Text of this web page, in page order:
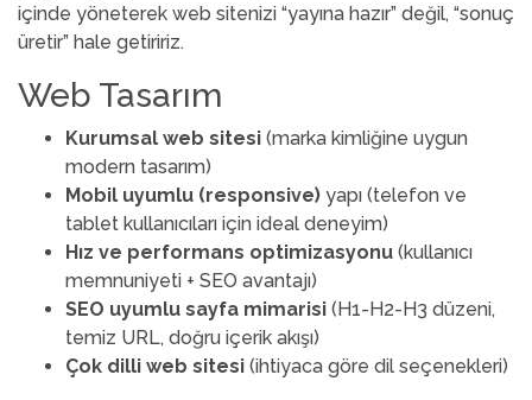
içinde yöneterek web sitenizi “yayına hazır” değil, “sonuç
üretir” hale getiririz.
Web Tasarım
Kurumsal web sitesi (marka kimliğine uygun
modern tasarım)
Mobil uyumlu (responsive) yapı (telefon ve
tablet kullanıcıları için ideal deneyim)
Hız ve performans optimizasyonu (kullanıcı
memnuniyeti + SEO avantajı)
SEO uyumlu sayfa mimarisi (H1-H2-H3 düzeni,
temiz URL, doğru içerik akışı)
Çok dilli web sitesi (ihtiyaca göre dil seçenekleri)